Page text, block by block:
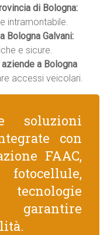
di Bologna:
intramontabile.
Bologna Galvani:
e sicure.
a Bologna
accessi veicolari.
soluzioni
con
FAAC,